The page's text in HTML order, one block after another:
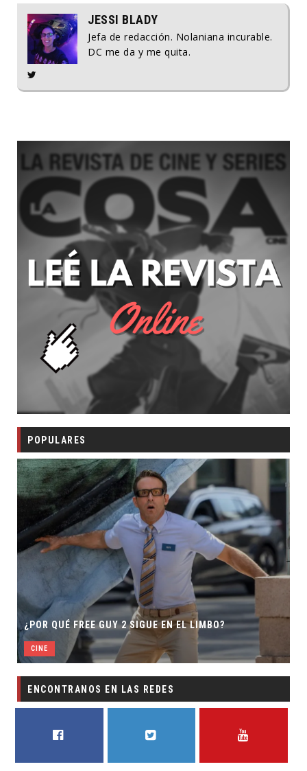
JESSI BLADY
Jefa de redacción. Nolaniana incurable.
DC me da y me quita.
POPULARES
¿POR QUÉ FREE GUY 2 SIGUE EN EL LIMBO?
CINE
ENCONTRANOS EN LAS REDES